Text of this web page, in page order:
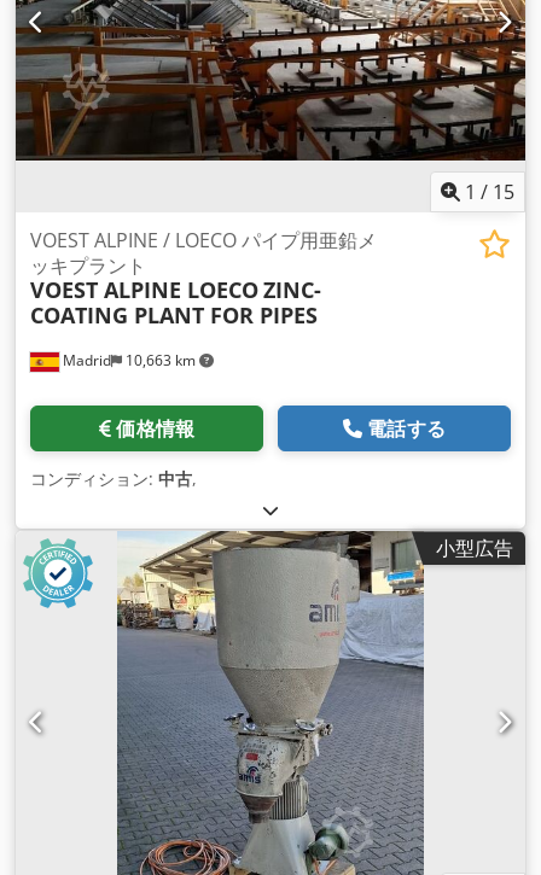
1 / 15
Madrid 10,663 km
VOEST ALPINE / LOECO パイプ用亜鉛メ
ッキプラント
VOEST ALPINE LOECOZINC-
COATING PLANT FOR PIPES
価格情報 電話する
コンディション: 中古,
小型広告